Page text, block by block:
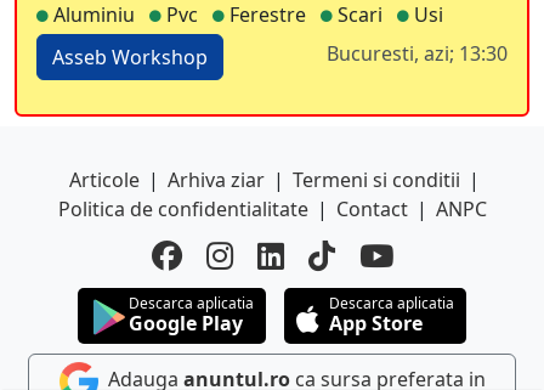
Aluminiu Pvc Ferestre Scari
Usi
Asseb Workshop
Bucuresti, azi; 13:30
Articole | Arhiva ziar | Termeni si conditii |
Politica de confidentialitate | Contact | ANPC
Descarca aplicatia
Google Play
Descarca aplicatia
App Store
Adauga anuntul.roca sursa preferata in